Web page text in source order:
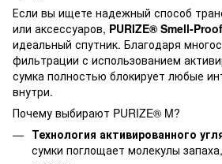
Если вы ищете надежный способ
или аксессуаров, PURIZE® Smell-
идеальный спутник. Благодаря
фильтрации с использованием
сумка полностью блокирует любые
внутри.
Почему выбирают PURIZE® M?
Технология активированного
сумки поглощает молекулы